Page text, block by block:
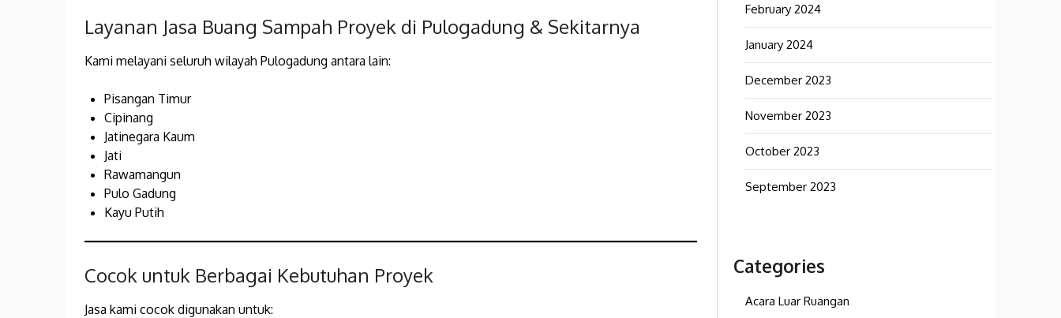
Layanan Jasa Buang Sampah Proyek di Pulogadung & Sekitarnya
Kami melayani seluruh wilayah Pulogadung antara lain:
Pisangan Timur
Cipinang
Jatinegara Kaum
Jati
Rawamangun
Pulo Gadung
Kayu Putih
Cocok untuk Berbagai Kebutuhan Proyek
Jasa kami cocok digunakan untuk:
February 2024
January 2024
December 2023
November 2023
October 2023
September 2023
Categories
Acara Luar Ruangan